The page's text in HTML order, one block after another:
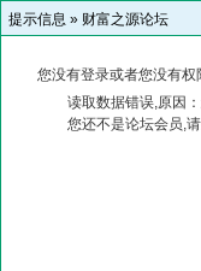
提示信息 » 财富之源论坛
您没有登录或者您没有
读取数据错误,原因
您还不是论坛会员,